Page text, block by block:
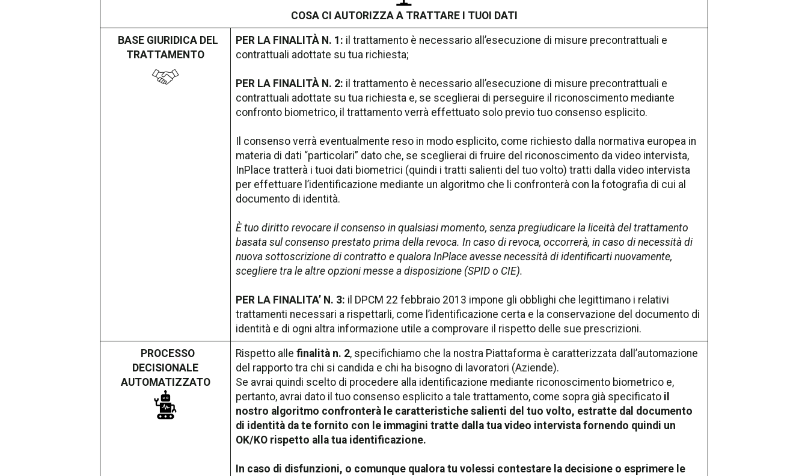
COSA CI AUTORIZZA A TRATTARE I TUOI DATI
BASE GIURIDICA DEL
TRATTAMENTO
PER LA FINALITÀ N. 1: il trattamento è necessario all’esecuzione di misure precontrattuali e
contrattuali adottate su tua richiesta;
PER LA FINALITÀ N. 2: il trattamento è necessario all’esecuzione di misure precontrattuali e
contrattuali adottate su tua richiesta e, se sceglierai di perseguire il riconoscimento mediante
confronto biometrico, il trattamento verrà effettuato solo previo tuo consenso esplicito.
Il consenso verrà eventualmente reso in modo esplicito, come richiesto dalla normativa europea in
materia di dati “particolari” dato che, se sceglierai di fruire del riconoscimento da video intervista,
InPlace tratterà i tuoi dati biometrici (quindi i tratti salienti del tuo volto) tratti dalla video intervista
per effettuare l’identificazione mediante un algoritmo che li confronterà con la fotografia di cui al
documento di identità.
È tuo diritto revocare il consenso in qualsiasi momento, senza pregiudicare la liceità del trattamento
basata sul consenso prestato prima della revoca. In caso di revoca, occorrerà, in caso di necessità di
nuova sottoscrizione di contratto e qualora InPlace avesse necessità di identificarti nuovamente,
scegliere tra le altre opzioni messe a disposizione (SPID o CIE).
PER LA FINALITA’ N. 3: il DPCM 22 febbraio 2013 impone gli obblighi che legittimano i relativi
trattamenti necessari a rispettarli, come l’identificazione certa e la conservazione del documento di
identità e di ogni altra informazione utile a comprovare il rispetto delle sue prescrizioni.
PROCESSO
DECISIONALE
AUTOMATIZZATO
Rispetto alle finalità n. 2, specifichiamo che la nostra Piattaforma è caratterizzata dall’automazione
del rapporto tra chi si candida e chi ha bisogno di lavoratori (Aziende).
Se avrai quindi scelto di procedere alla identificazione mediante riconoscimento biometrico e,
pertanto, avrai dato il tuo consenso esplicito a tale trattamento, come sopra già specificato il
nostro algoritmo confronterà le caratteristiche salienti del tuo volto, estratte dal documento
di identità da te fornito con le immagini tratte dalla tua video intervista fornendo quindi un
OK/KO rispetto alla tua identificazione.
In caso di disfunzioni, o comunque qualora tu volessi contestare la decisione o esprimere le